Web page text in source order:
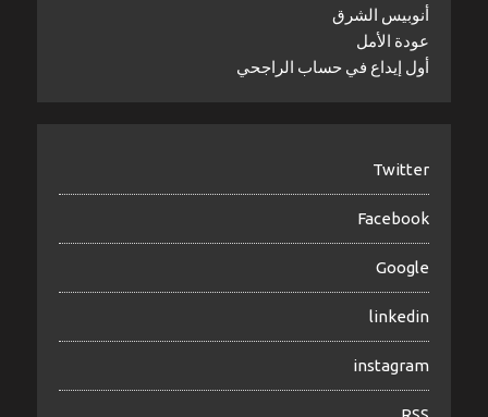
أنوبيس الشرق
عودة الأمل
أول إيداع في حساب الراجحي
Twitter
Facebook
Google
linkedin
instagram